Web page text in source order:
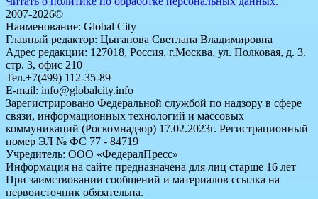
2007-2026©
Наименование: Global City
Главный редактор: Цыганова Светлана Владимировна
Адрес редакции: 127018, Россия, г.Москва, ул. Полковая, д. 3,
стр. 3, офис 210
Тел.+7(499) 112-35-89
E-mail: info@globalcity.info
Зарегистрировано Федеральной службой по надзору в сфере
связи, информационных технологий и массовых
коммуникаций (Роскомнадзор) 17.02.2023г. Регистрационный
номер ЭЛ № ФС 77 - 84719
Учредитель: ООО «ФедералПресс»
Информация на сайте предназначена для лиц старше 16 лет
При заимствовании сообщений и материалов ссылка на
первоисточник обязательна.